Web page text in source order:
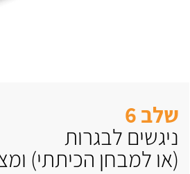
שלב 6
ניגשים לבגרות
(או למבחן הכיתתי)